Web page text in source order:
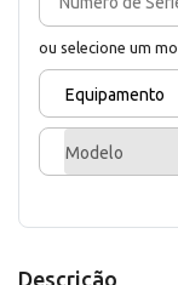
ou selecione um
Equipamento
Modelo
Descrição